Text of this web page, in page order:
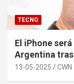
TECNO
El iPhone
Argentina
13-05-2025 CWN